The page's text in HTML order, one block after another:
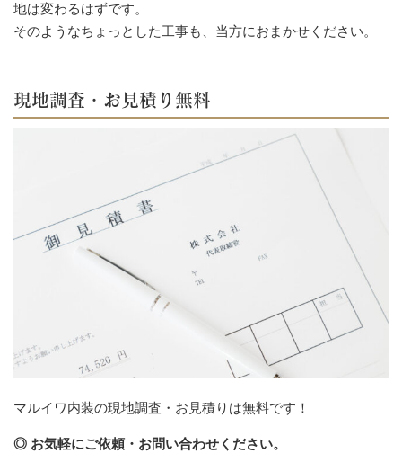
地は変わるはずです。
そのようなちょっとした工事も、当方におまかせください。
現地調査・お見積り無料
マルイワ内装の現地調査・お見積りは無料です！
◎ お気軽にご依頼・お問い合わせください。